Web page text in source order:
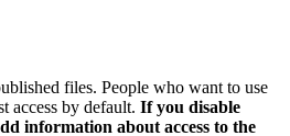
files. People who want to use
access by default. If you disable
information about access to the